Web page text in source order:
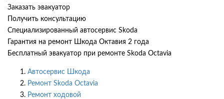
Заказать эвакуатор
Получить консультацию
Специализированный автосервис Skoda
Гарантия на ремонт Шкода Октавия 2 года
Бесплатный эвакуатор при ремонте Skoda Octavia
Автосервис Шкода
Ремонт Skoda Octavia
Ремонт ходовой